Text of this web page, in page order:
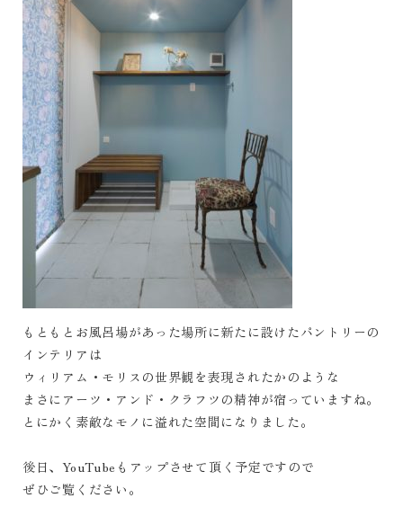
もともとお風呂場があった場所に新たに設けたパントリーの
インテリアは
ウィリアム・モリスの世界観を表現されたかのような
まさにアーツ・アンド・クラフツの精神が宿っていますね。
とにかく素敵なモノに溢れた空間になりました。
後日、YouTubeもアップさせて頂く予定ですので
ぜひご覧ください。